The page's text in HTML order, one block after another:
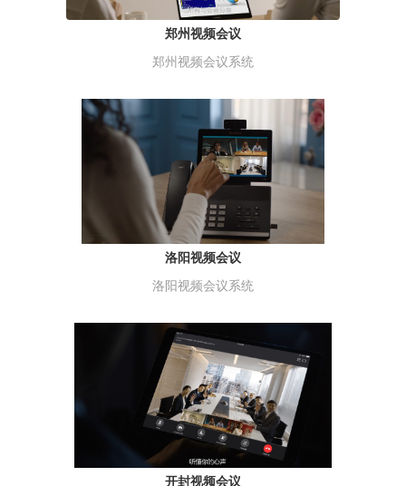
郑州视频会议
郑州视频会议系统
洛阳视频会议
洛阳视频会议系统
开封视频会议